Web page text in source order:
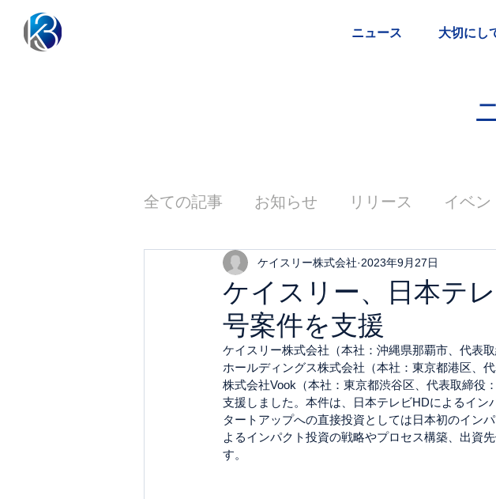
ニュース 大切にし
全ての記事 お知らせ リリース イベン
ケイスリー、日本テ
号案件を支援
ケイスリー株式会社 2023年9月27日
ケイスリー株式会社（本社：沖縄県那覇市、代表
ホールディングス株式会社（本社：東京都港区、
株式会社Vook（本社：東京都渋谷区、代表取締役
支援しました。本件は、日本テレビHDによるイ
タートアップへの直接投資としては日本初のイン
よるインパクト投資の戦略やプロセス構築、出資
す。